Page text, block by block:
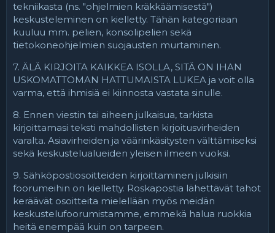
tekniikasta (ns. "ohjelmien kräkkäämisestä")
keskusteleminen on kielletty. Tähän kategoriaan
kuuluu mm. pelien, konsolipelien sekä
tietokoneohjelmien suojausten murtaminen.
7. ÄLÄ KIRJOITA KAIKKEA ISOLLA, SITÄ ON IHAN
USKOMATTOMAN HATTUMAISTA LUKEA ja voit olla
varma, että ihmisiä ei kiinnosta vastata sinulle.
8. Ennen viestin tai aiheen julkaisua, tarkista
kirjoittamasi teksti mahdollisten kirjoitusvirheiden
varalta. Asiavirheiden ja väärinkäsitysten välttämiseksi
sekä keskustelualueiden yleisen ilmeen vuoksi.
9. Sähköpostiosoitteiden kirjoittaminen julkisiin
foorumeihin on kielletty. Roskapostia lähettävät tahot
keräävät osoitteita mielellään myös meidän
keskustelufoorumistamme, emmekä halua ruokkia
heitä enempää kuin on tarpeen.